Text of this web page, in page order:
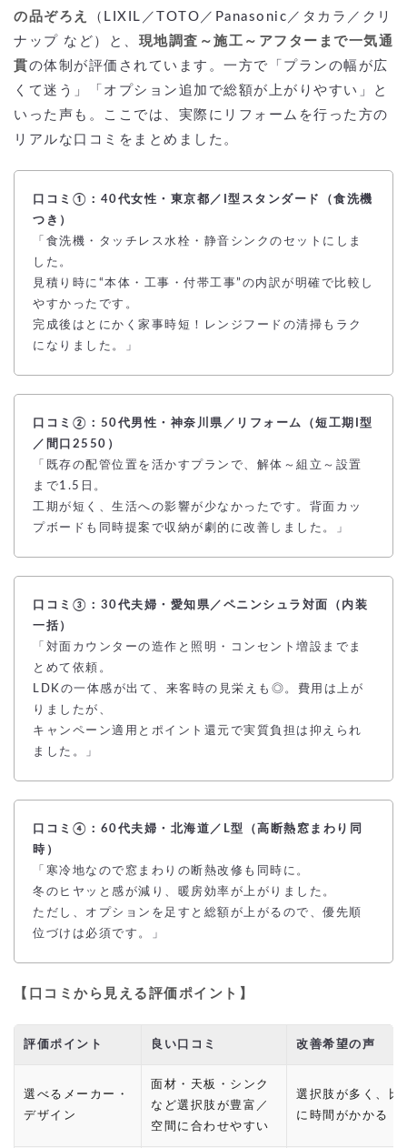
の品ぞろえ
（LIXIL／TOTO／Panasonic／タカラ／クリ
ナップ など）と、 現地調査～施工～アフターまで一気通
貫の体制が評価されています。一方で「プランの幅が広
くて迷う」「オプション追加で総額が上がりやすい」と
いった声も。ここでは、実際にリフォームを行った方の
リアルな口コミをまとめました。
口コミ①：40代女性・東京都／I型スタンダード（食洗機
つき）
「食洗機・タッチレス水栓・静音シンクのセットにしま
した。
見積り時に“本体・工事・付帯工事”の内訳が明確で比較し
やすかったです。
完成後はとにかく家事時短！レンジフードの清掃もラク
になりました。」
口コミ②：50代男性・神奈川県／リフォーム（短工期I型
／間口2550）
「既存の配管位置を活かすプランで、解体～組立～設置
まで1.5日。
工期が短く、生活への影響が少なかったです。背面カッ
プボードも同時提案で収納が劇的に改善しました。」
口コミ③：30代夫婦・愛知県／ペニンシュラ対面（内装
一括）
「対面カウンターの造作と照明・コンセント増設までま
とめて依頼。
LDKの一体感が出て、来客時の見栄えも◎。費用は上が
りましたが、
キャンペーン適用とポイント還元で実質負担は抑えられ
ました。」
口コミ④：60代夫婦・北海道／L型（高断熱窓まわり同
時）
「寒冷地なので窓まわりの断熱改修も同時に。
冬のヒヤッと感が減り、暖房効率が上がりました。
ただし、オプションを足すと総額が上がるので、優先順
位づけは必須です。」
【口コミから見える評価ポイント】
評価ポイント 良い口コミ 改善希望の声
選べるメーカー・
デザイン
面材・天板・シンク
など選択肢が豊富／
空間に合わせやすい
選択肢が多く、比
に時間がかかる